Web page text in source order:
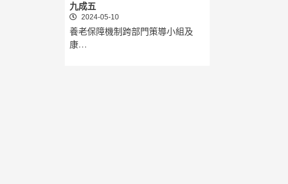
九成五
2024-05-10
養老保障機制跨部門策導小組及
康…